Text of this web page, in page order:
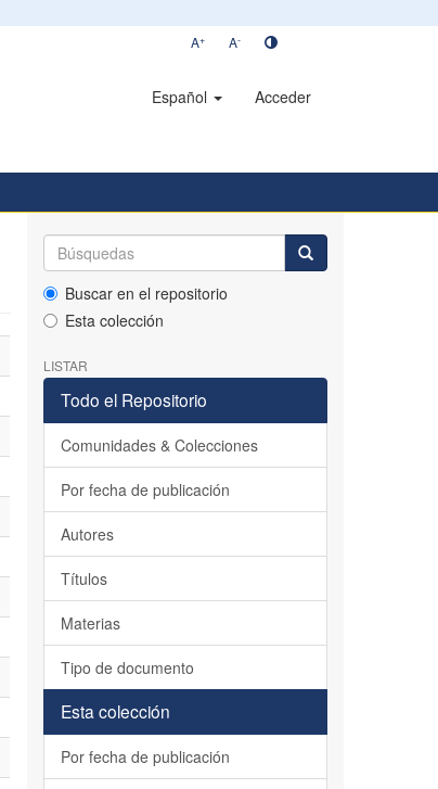
A+ A-
Español Acceder
Buscar en el repositorio
Esta colección
LISTAR
Todo el Repositorio
Comunidades & Colecciones
Por fecha de publicación
Autores
Títulos
Materias
Tipo de documento
Esta colección
Por fecha de publicación